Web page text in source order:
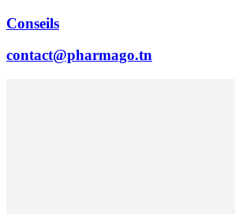
Conseils
contact@pharmago.tn